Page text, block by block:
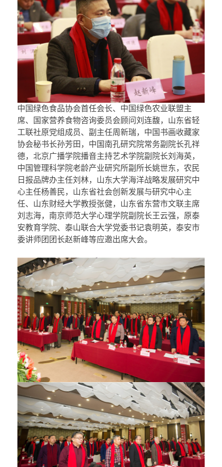
中国绿色食品协会首任会长、中国绿色农业联盟主
席、国家营养食物咨询委员会顾问刘连馥，山东省轻
工联社原党组成员、副主任周新瑞，中国书画收藏家
协会秘书长孙芳田，中国南孔研究院常务副院长孔祥
德，北京广播学院播音主持艺术学院副院长刘海英，
中国管理科学院老龄产业研究所副所长姚世东，农民
日报品牌办主任刘林，山东大学海洋战略发展研究中
心主任杨善民，山东省社会创新发展与研究中心主
任、山东财经大学教授张健，山东省东营市文联主席
刘志海，南京师范大学心理学院副院长王云强，原泰
安教育学院、泰山联合大学党委书记袁明英，泰安市
委讲师团团长赵新峰等应邀出席大会。